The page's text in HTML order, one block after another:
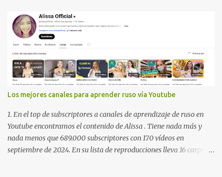
Los mejores canales para aprender ruso vía Youtube
1. En el top de subscriptores a canales de aprendizaje de ruso en
Youtube encontramos el contenido de Alissa . Tiene nada más y
nada menos que 689.000 subscriptores con 170 vídeos en
septiembre de 2024. En su lista de reproducciones lleva 16 carpetas